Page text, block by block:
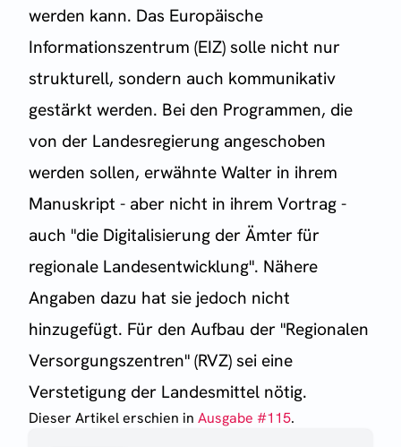
werden kann. Das Europäische
Informationszentrum (EIZ) solle nicht nur
strukturell, sondern auch kommunikativ
gestärkt werden. Bei den Programmen, die
von der Landesregierung angeschoben
werden sollen, erwähnte Walter in ihrem
Manuskript - aber nicht in ihrem Vortrag -
auch "die Digitalisierung der Ämter für
regionale Landesentwicklung". Nähere
Angaben dazu hat sie jedoch nicht
hinzugefügt. Für den Aufbau der "Regionalen
Versorgungszentren" (RVZ) sei eine
Verstetigung der Landesmittel nötig.
Dieser Artikel erschien in Ausgabe #115.